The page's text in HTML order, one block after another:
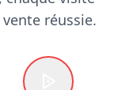
réussie.